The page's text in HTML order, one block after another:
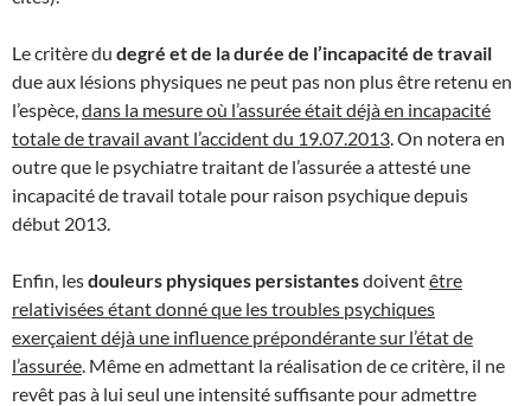
Le critère du degré et de la durée de l’incapacité de travail
due aux lésions physiques ne peut pas non plus être retenu en
l’espèce, dans la mesure où l’assurée était déjà en incapacité
totale de travail avant l’accident du 19.07.2013 . On notera en
outre que le psychiatre traitant de l’assurée a attesté une
incapacité de travail totale pour raison psychique depuis
début 2013.
Enfin, lesdouleurs physiques persistantesdoiventêtre
relativisées étant donné que les troubles psychiques
exerçaient déjà une influence prépondérante sur l’état de
l’assurée . Même en admettant la réalisation de ce critère, il ne
revêt pas à lui seul une intensité suffisante pour admettre